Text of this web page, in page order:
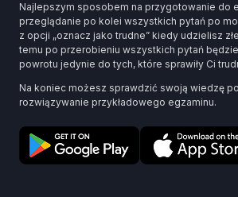
Najlepszym sposobem na przygotowanie do
przeglądanie po kolei wszystkich pytań po
z opcji „oznacz jako trudne” kiedy udzielisz
temu po przerobieniu wszystkich pytań
powrotu jedynie do tych, które sprawiły Ci
Na koniec możesz sprawdzić swoją wiedzę
rozwiązywanie przykładowego egzaminu.